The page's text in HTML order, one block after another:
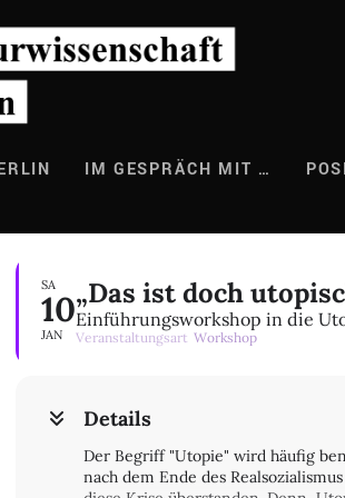
IM GESPRÄCH MIT …
SA
10
JAN
„Das ist doch
Einführungsworkshop in die
Veranstaltungsart Workshop
Details
Der Begriff "Utopie" wird häufig
nach dem Ende des